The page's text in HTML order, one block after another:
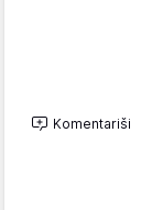
Komentariši